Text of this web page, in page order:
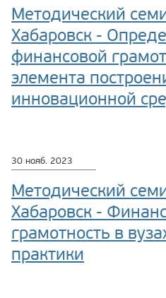
Методический
Хабаровск -
финансовой
элемента
инновационной
30 нояб. 2023
Методический
Хабаровск -
грамотность в
практики